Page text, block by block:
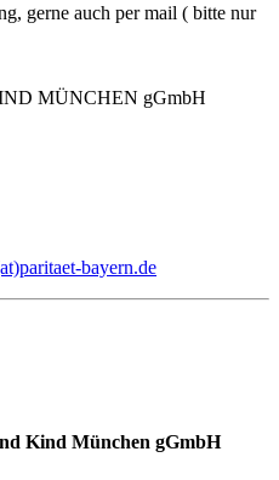
gerne auch per mail ( bitte nur
MÜNCHEN gGmbH
bayern.de
Kind München gGmbH